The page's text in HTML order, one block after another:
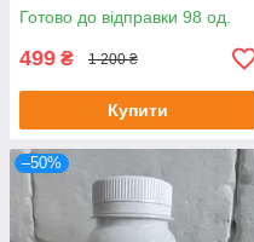
Готово до відправки 98 од.
499 ₴ 1 200 ₴
Купити
–50%